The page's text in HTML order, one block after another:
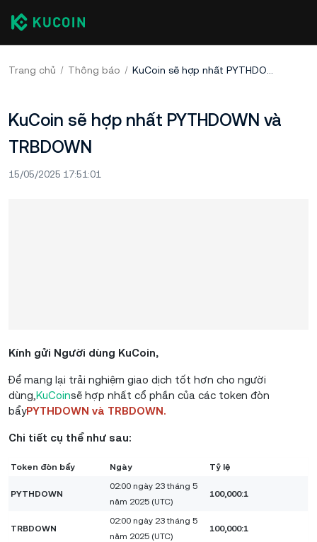
Trang chủ Thông báo KuCoin sẽ hợp nhất PYTHDOWN và TRBDOWN
KuCoin sẽ hợp nhất PYTHDOWN và
TRBDOWN
15/05/2025 17:51:01
Kính gửi Người dùng KuCoin,
Để mang lại trải nghiệm giao dịch tốt hơn cho người
dùng, KuCoinsẽ hợp nhất cổ phần của các token đòn
bẩyPYTHDOWN và TRBDOWN.
Chi tiết cụ thể như sau:
Token đòn bẩy Ngày Tỷ lệ
PYTHDOWN
02:00 ngày 23 tháng 5
năm 2025 (UTC)
100,000:1
TRBDOWN
02:00 ngày 23 tháng 5
năm 2025 (UTC)
100,000:1